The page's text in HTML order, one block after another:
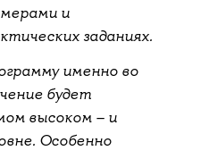
и
заданиях.
именно во
будет
высоком – и
Особенно